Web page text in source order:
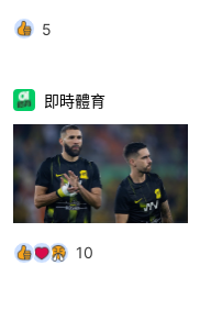
5
即時體育
10